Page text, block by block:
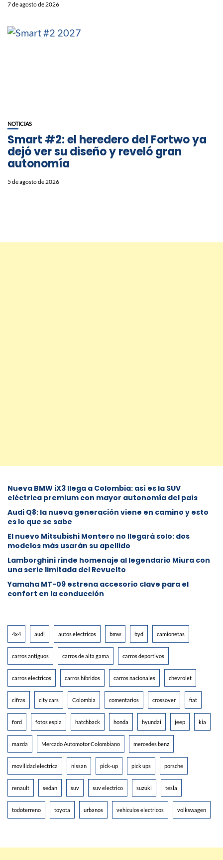
7 de agosto de 2026
NOTICIAS
Smart #2: el heredero del Fortwo ya
dejó ver su diseño y reveló gran
autonomía
5 de agosto de 2026
Nueva BMW iX3 llega a Colombia: así es la SUV
eléctrica premium con mayor autonomía del país
Audi Q8: la nueva generación viene en camino y esto
es lo que se sabe
⁠El nuevo Mitsubishi Montero no llegará solo: dos
modelos más usarán su apellido
Lamborghini rinde homenaje al legendario Miura con
una serie limitada del Revuelto
Yamaha MT-09 estrena accesorio clave para el
confort en la conducción
4x4 audi autos electricos bmw byd camionetas
carros antiguos carros de alta gama carros deportivos
carros electricos carros hibridos carros nacionales chevrolet
cifras city cars Colombia comentarios crossover fiat
ford fotos espia hatchback honda hyundai jeep kia
mazda Mercado Automotor Colombiano mercedes benz
movilidad electrica nissan pick-up pick ups porsche
renault sedan suv suv electrico suzuki tesla
todoterreno toyota urbanos vehiculos electricos volkswagen